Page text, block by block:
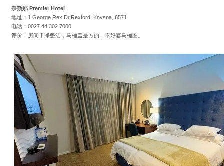
奈斯那 Premier Hotel
地址：1 George Rex Dr,Rexford, Knysna, 6571
电话：0027 44 302 7000
评价：房间干净整洁，马桶盖是方的，不好套马桶圈。